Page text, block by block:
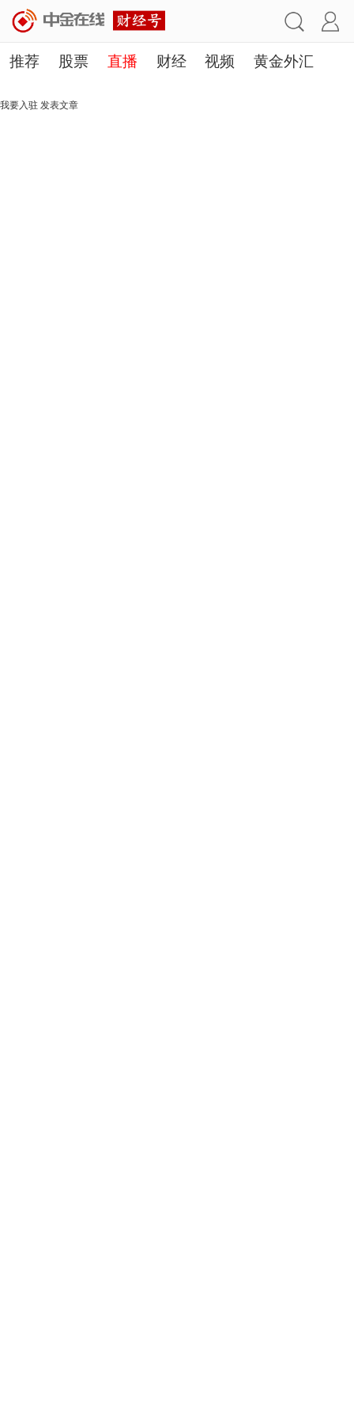
推荐 股票 直播 财经 视频 黄金外汇
理财 行业
我要入驻 发表文章